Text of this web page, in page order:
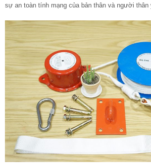
sự an toàn tính mạng của bản thân và người thân